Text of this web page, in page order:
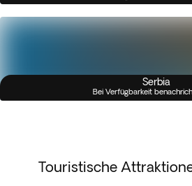
Serbia
Bei Verfügbarkeit
Touristische